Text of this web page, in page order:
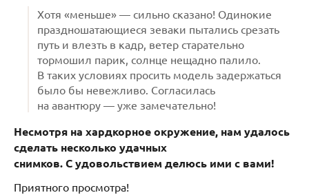
Хотя «меньше» — сильно сказано! Одинокие
праздношатающиеся зеваки пытались срезать
путь и влезть в кадр, ветер старательно
тормошил парик, солнце нещадно палило.
В таких условиях просить модель задержаться
было бы невежливо. Согласилась
на авантюру — уже замечательно!
Несмотря на хардкорное окружение, нам удалось
сделать несколько удачных
снимков. С удовольствием делюсь ими с вами!
Приятного просмотра!